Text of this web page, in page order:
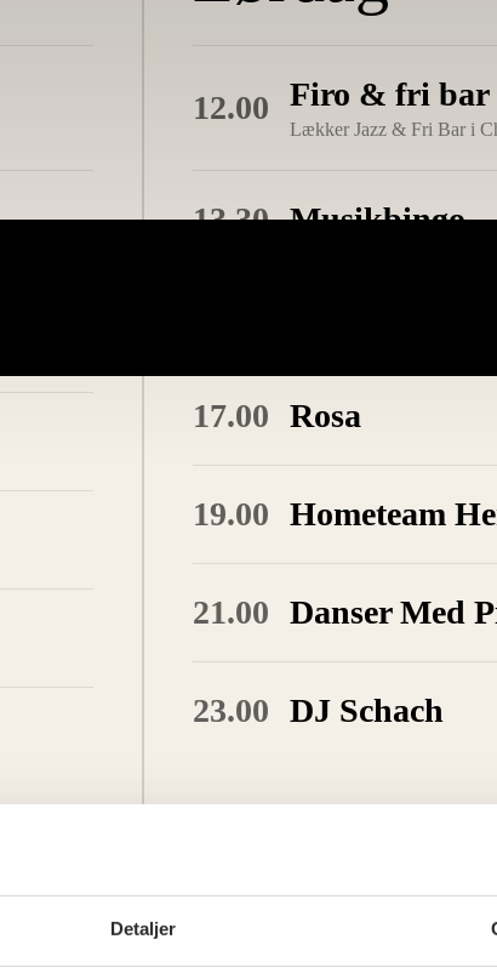
Detaljer
12.00 Firo & fri bar
Lækker Jazz & Fri Bar i
13.30 Musikbingo
17.00 Rosa
19.00 Hometeam
21.00 Danser Med
23.00 DJ Schach